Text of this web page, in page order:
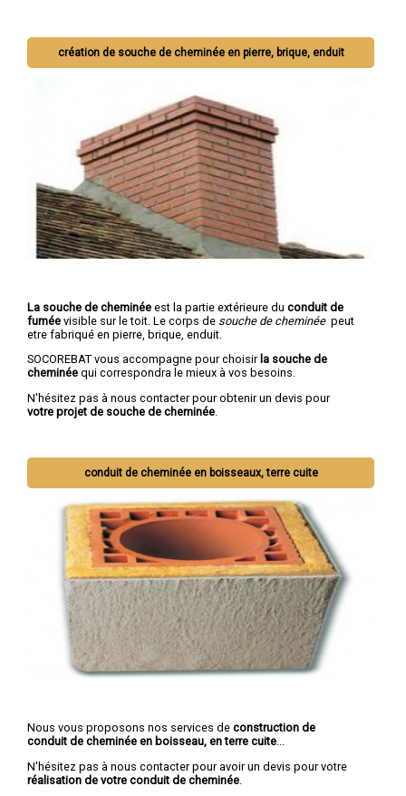
création de souche de cheminée en pierre, brique, enduit
La souche de cheminée est la partie extérieure du conduit de
fumée visible sur le toit. Le corps de souche de cheminéepeut
etre fabriqué en pierre, brique, enduit.
SOCOREBAT vous accompagne pour choisir la souche de
cheminée qui correspondra le mieux à vos besoins.
N'hésitez pas à nous contacter pour obtenir un devis pour
votre projet de souche de cheminée.
conduit de cheminée en boisseaux, terre cuite
Nous vous proposons nos services de construction de
conduit de cheminée en boisseau, en terre cuite
N'hésitez pas à nous contacter pour avoir un devis pour votre
réalisation de votre conduit de cheminée